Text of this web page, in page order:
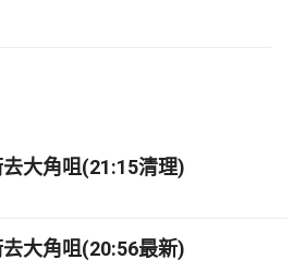
大角咀(21:15清理)
大角咀(20:56最新)